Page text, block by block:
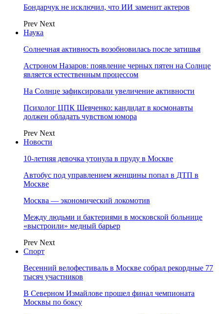
Бондарчук не исключил, что ИИ заменит актеров
Prev Next
Наука
Солнечная активность возобновилась после затишья
Астроном Назаров: появление черных пятен на Солнце
является естественным процессом
На Солнце зафиксировали увеличение активности
Психолог ЦПК Шевченко: кандидат в космонавты
должен обладать чувством юмора
Prev Next
Новости
10-летняя девочка утонула в пруду в Москве
Автобус под управлением женщины попал в ДТП в
Москве
Москва — экономический локомотив
Между людьми и бактериями в московской больнице
«выстроили» медный барьер
Prev Next
Спорт
Весенний велофестиваль в Москве собрал рекордные 77
тысяч участников
В Северном Измайлове прошел финал чемпионата
Москвы по боксу